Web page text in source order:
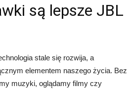
są lepsze JBL
stale się rozwija, a
elementem naszego życia. Bez
muzyki, oglądamy filmy czy